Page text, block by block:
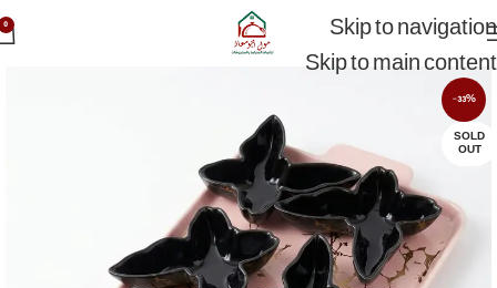
Skip to navigation
Skip to main content
0
-33%
SOLD
OUT